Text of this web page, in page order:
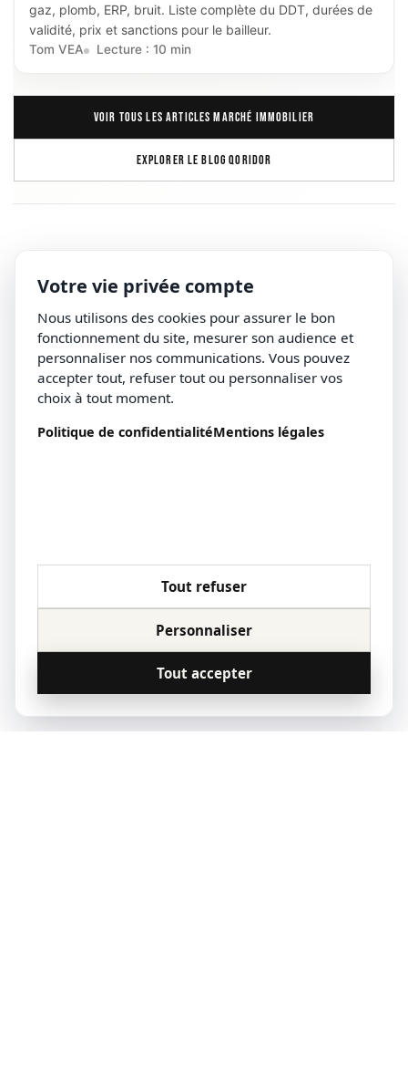
gaz, plomb, ERP, bruit. Liste complète du DDT, durées de
validité, prix et sanctions pour le bailleur.
Tom VEA Lecture : 10 min
VOIR TOUS LES ARTICLES MARCHÉ IMMOBILIER
EXPLORER LE BLOG QORIDOR
Votre vie privée compte
Nous utilisons des cookies pour assurer le bon
fonctionnement du site, mesurer son audience et
personnaliser nos communications. Vous pouvez
accepter tout, refuser tout ou personnaliser vos
choix à tout moment.
Politique de confidentialitéMentions légales
Tout refuser
Personnaliser
Tout accepter